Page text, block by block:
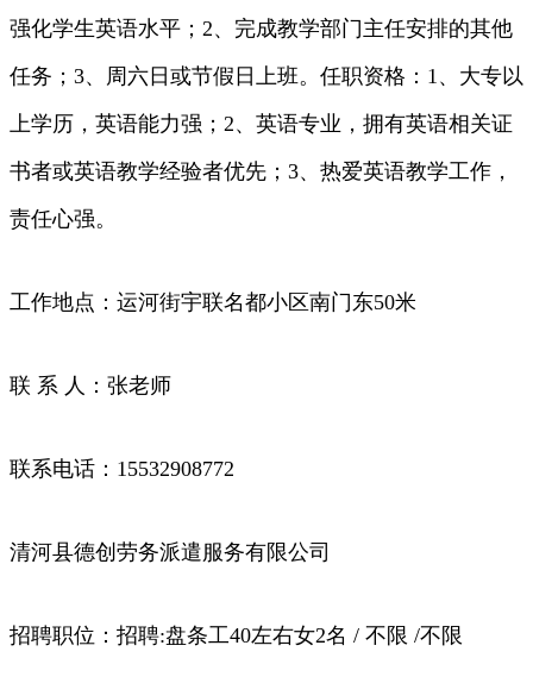
强化学生英语水平；2、完成教学部门主任安排的其他
任务；3、周六日或节假日上班。任职资格：1、大专以
上学历，英语能力强；2、英语专业，拥有英语相关证
书者或英语教学经验者优先；3、热爱英语教学工作，
责任心强。
工作地点：运河街宇联名都小区南门东50米
联 系 人：张老师
联系电话：15532908772
清河县德创劳务派遣服务有限公司
招聘职位：招聘:盘条工40左右女2名 / 不限 /不限